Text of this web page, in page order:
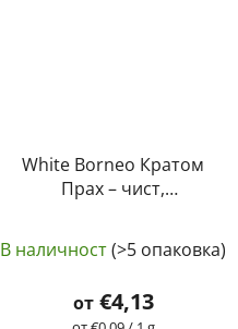
White Borneo Кратом
Прах – чист,
| GreenGuru
оценка
на
продукта
В наличност(>5 опаковка)
от€4,13